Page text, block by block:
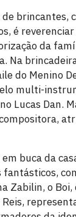
brincantes,
é
da
Na
do Menino
multi-
Lucas Dan.
buca da
fantásticos,
Zabilin, o Boi,
Reis,